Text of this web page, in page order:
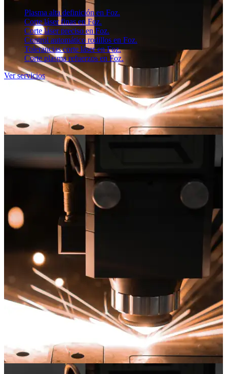
Plasma alta definición en Foz.
Corte láser finas en Foz.
Corte láser preciso en Foz.
Control automático rodillos en Foz.
Tolerancias corte láser en Foz.
Corte plasma refuerzos en Foz.
Ver servicios